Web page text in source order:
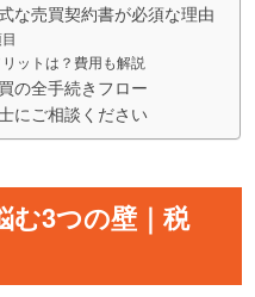
な売買契約書が必須な理由
ットは？費用も解説
の全手続きフロー
にご相談ください
む3つの壁｜税